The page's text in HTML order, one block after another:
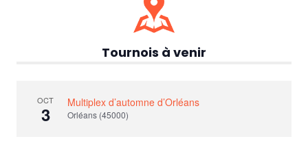
Tournois à venir
OCT
3
Multiplex d’automne d’Orléans
Orléans (45000)